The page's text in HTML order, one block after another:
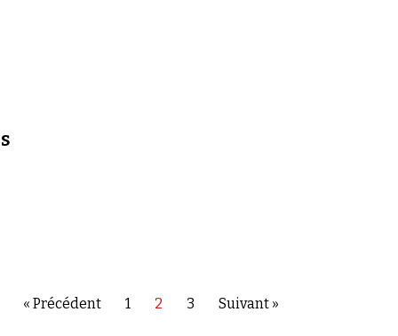
« Précédent 1 2 3 Suivant »